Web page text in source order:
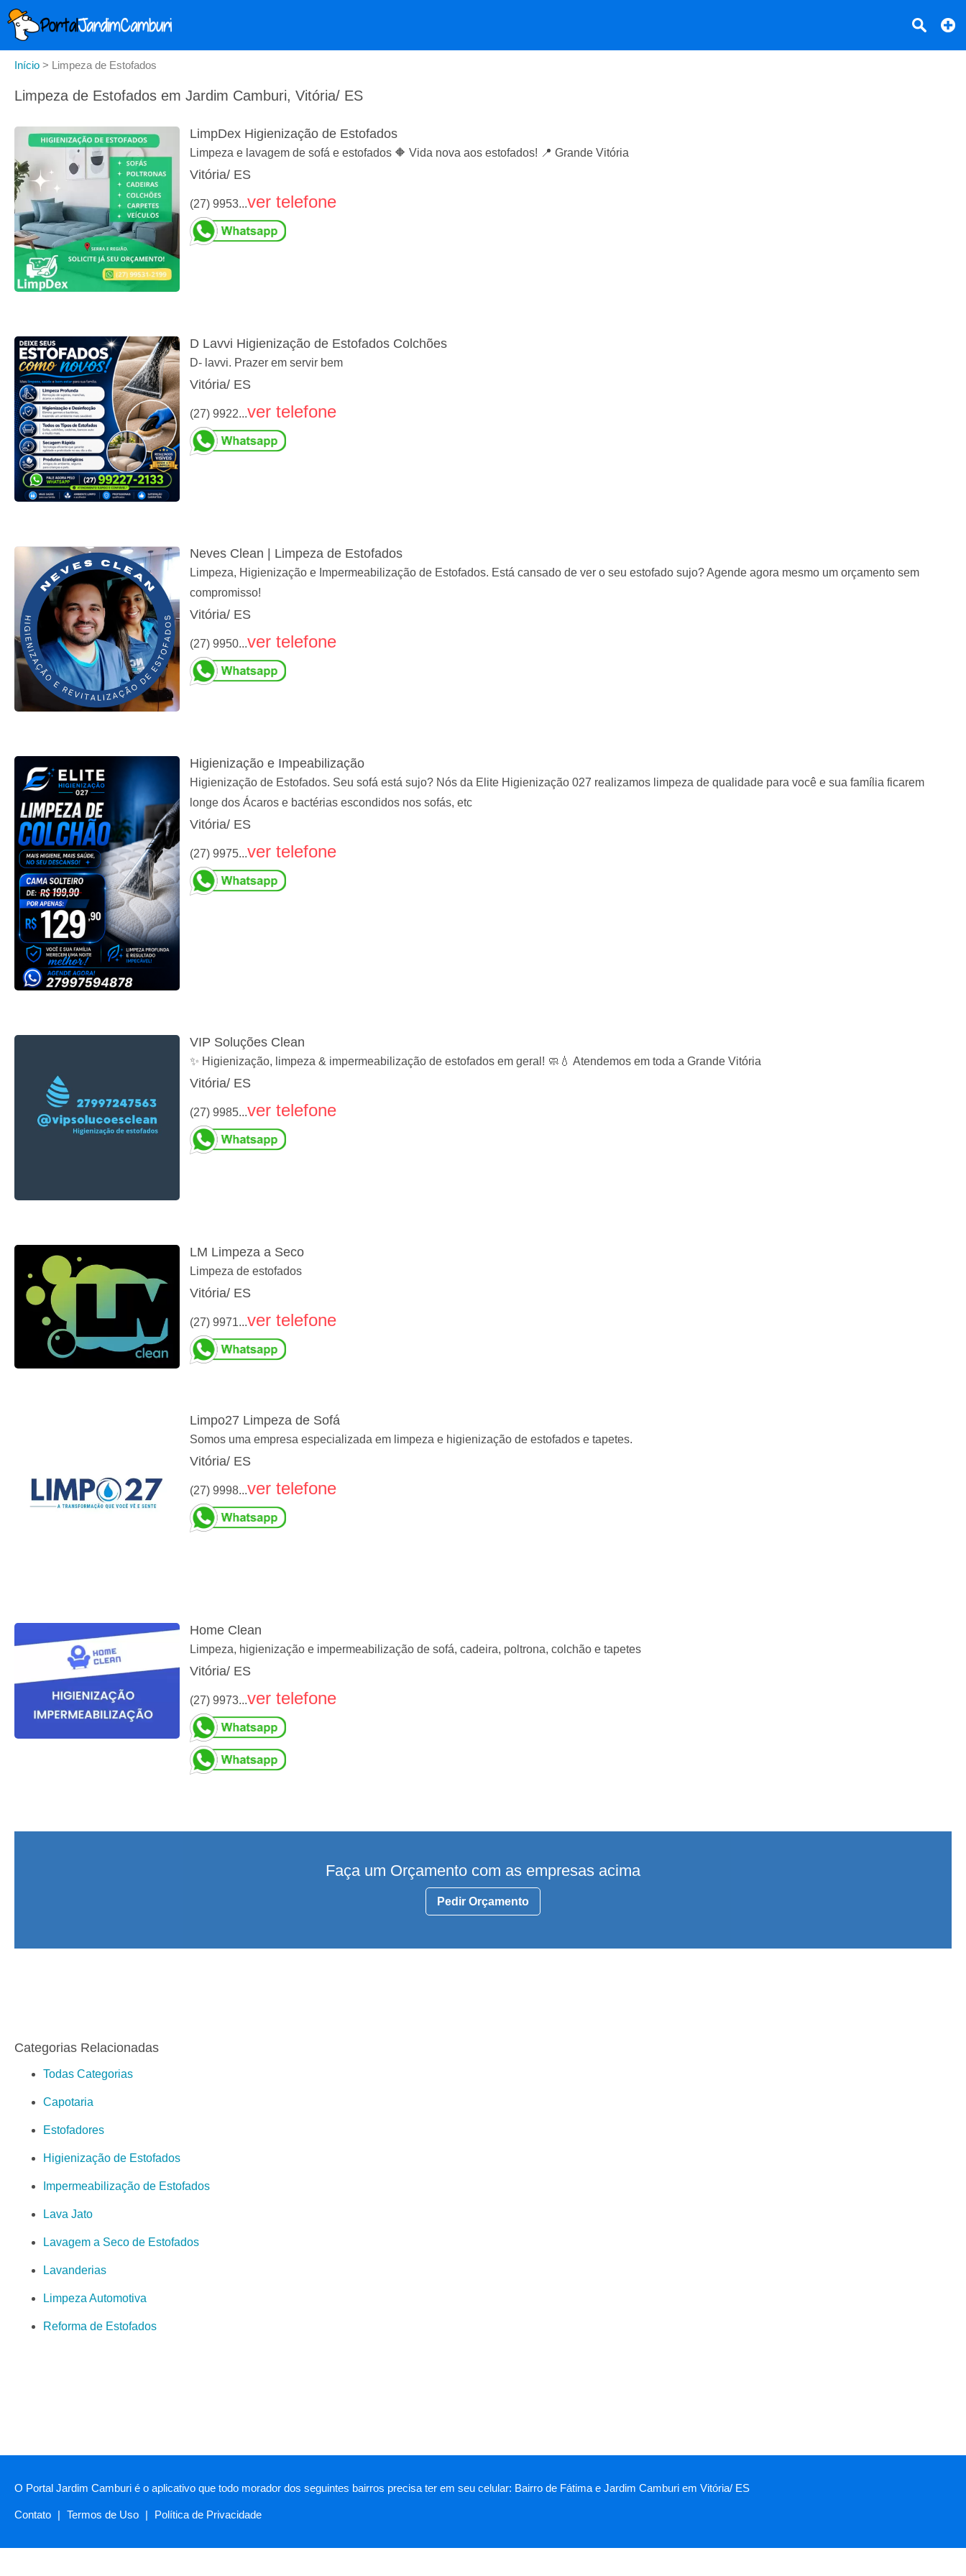
Início > Limpeza de Estofados
Limpeza de Estofados em Jardim Camburi, Vitória/ ES
LimpDex Higienização de Estofados
Limpeza e lavagem de sofá e estofados 🔶 Vida nova aos estofados! 📍 Grande Vitória
Vitória/ ES
(27) 9953...ver telefone
D Lavvi Higienização de Estofados Colchões
D- lavvi. Prazer em servir bem
Vitória/ ES
(27) 9922...ver telefone
Neves Clean | Limpeza de Estofados
Limpeza, Higienização e Impermeabilização de Estofados. Está cansado de ver o seu estofado sujo? Agende agora mesmo um orçamento sem
compromisso!
Vitória/ ES
(27) 9950...ver telefone
Higienização e Impeabilização
Higienização de Estofados. Seu sofá está sujo? Nós da Elite Higienização 027 realizamos limpeza de qualidade para você e sua família ficarem
longe dos Ácaros e bactérias escondidos nos sofás, etc
Vitória/ ES
(27) 9975...ver telefone
VIP Soluções Clean
✨ Higienização, limpeza & impermeabilização de estofados em geral! 🧼💧 Atendemos em toda a Grande Vitória
Vitória/ ES
(27) 9985...ver telefone
LM Limpeza a Seco
Limpeza de estofados
Vitória/ ES
(27) 9971...ver telefone
Limpo27 Limpeza de Sofá
Somos uma empresa especializada em limpeza e higienização de estofados e tapetes.
Vitória/ ES
(27) 9998...ver telefone
Home Clean
Limpeza, higienização e impermeabilização de sofá, cadeira, poltrona, colchão e tapetes
Vitória/ ES
(27) 9973...ver telefone
Faça um Orçamento com as empresas acima
Pedir Orçamento
Categorias Relacionadas
Todas Categorias
Capotaria
Estofadores
Higienização de Estofados
Impermeabilização de Estofados
Lava Jato
Lavagem a Seco de Estofados
Lavanderias
Limpeza Automotiva
Reforma de Estofados
O Portal Jardim Camburi é o aplicativo que todo morador dos seguintes bairros precisa ter em seu celular: Bairro de Fátima e Jardim Camburi em Vitória/ ES
Contato | Termos de Uso | Política de Privacidade